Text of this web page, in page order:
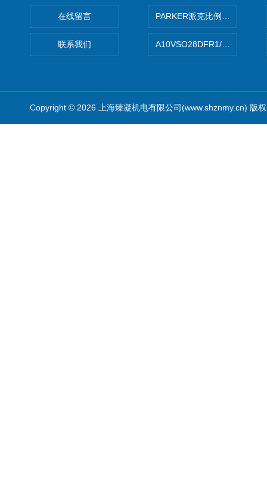
在线留言
联系我们
PARKER派克比例阀 柱塞泵
A10VSO28DFR1/
Copyright © 2026 上海臻凝机电有限公司(www.shznmy.cn) 版